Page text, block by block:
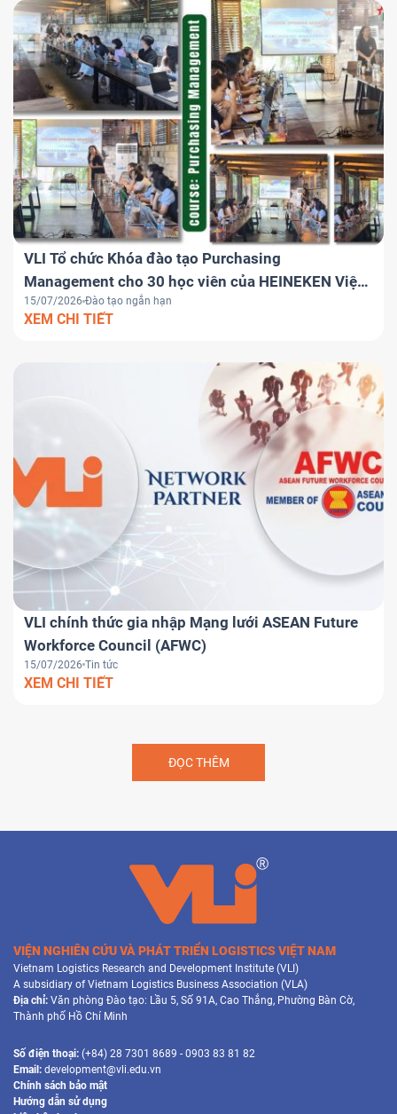
VLI Tổ chức Khóa đào tạo Purchasing
Management cho 30 học viên của HEINEKEN Việt
Nam
15/07/2026 Đào tạo ngắn hạn
XEM CHI TIẾT
VLI chính thức gia nhập Mạng lưới ASEAN Future
Workforce Council (AFWC)
15/07/2026 Tin tức
XEM CHI TIẾT
ĐỌC THÊM
VIỆN NGHIÊN CỨU VÀ PHÁT TRIỂN LOGISTICS VIỆT NAM
Vietnam Logistics Research and Development Institute (VLI)
A subsidiary of Vietnam Logistics Business Association (VLA)
Địa chỉ: Văn phòng Đào tạo: Lầu 5, Số 91A, Cao Thắng, Phường Bàn Cờ,
Thành phố Hồ Chí Minh
Số điện thoại: (+84) 28 7301 8689 - 0903 83 81 82
Email: development@vli.edu.vn
Chính sách bảo mật
Hướng dẫn sử dụng